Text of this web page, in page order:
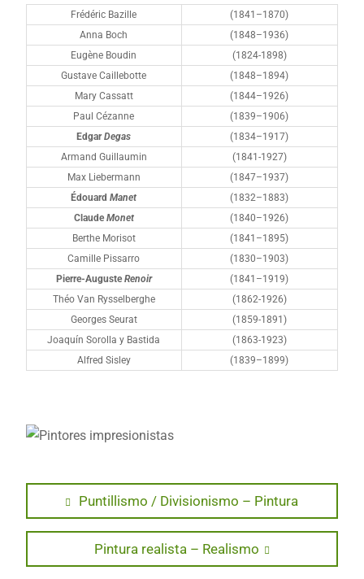
Frédéric Bazille
(1841–1870)
Anna Boch
(1848–1936)
Eugène Boudin
(1824-1898)
Gustave Caillebotte
(1848–1894)
Mary Cassatt
(1844–1926)
Paul Cézanne
(1839–1906)
EdgarDegas
(1834–1917)
Armand Guillaumin
(1841-1927)
Max Liebermann
(1847–1937)
ÉdouardManet
(1832–1883)
ClaudeMonet
(1840–1926)
Berthe Morisot
(1841–1895)
Camille Pissarro
(1830–1903)
Pierre-AugusteRenoir
(1841–1919)
Théo Van Rysselberghe
(1862-1926)
Georges Seurat
(1859-1891)
Joaquín Sorolla y Bastida
(1863-1923)
Alfred Sisley
(1839–1899)
Navegación
de
entradas
Previous
post:
Puntillismo / Divisionismo – Pintura
Next
post:
Pintura realista – Realismo